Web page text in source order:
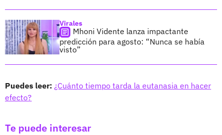
Virales
Mhoni Vidente lanza impactante
predicción para agosto: “Nunca se había
visto”
Puedes leer: ¿Cuánto tiempo tarda la eutanasia en hacer
efecto?
Te puede interesar